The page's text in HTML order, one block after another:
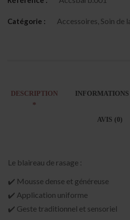
Catégorie : Accessoires Soin de
DESCRIPTION
AVIS (0)
Le blaireau de rasage :
✔️ Mousse dense et généreuse
✔️ Application uniforme
✔️ Geste traditionnel et sensoriel